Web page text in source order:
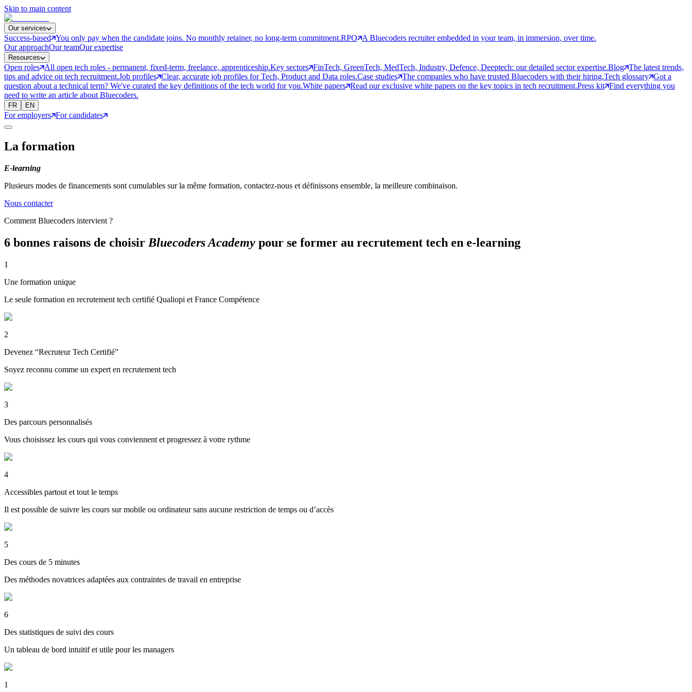
Skip to main content
Our services
Success-based You only pay when the candidate joins. No monthly retainer, no long-term commitment.RPO
A Bluecoders recruiter embedded in your team, in immersion, over time.
Our approachOur teamOur expertise
Resources
Open roles All open tech roles - permanent, fixed-term, freelance, apprenticeship.Key sectors FinTech, GreenTech, MedTech, Industry, Defence, Deeptech: our detailed sector expertise.Blog The latest trends,
tips and advice on tech recruitment.Job profiles Clear, accurate job profiles for Tech, Product and Data roles.Case studies The companies who have trusted Bluecoders with their hiring.Tech glossary Got a
question about a technical term? We've curated the key definitions of the tech world for you.White papers Read our exclusive white papers on the key topics in tech recruitment.Press kit Find everything you
need to write an article about Bluecoders.
FR EN
For employers For candidates
La formation
E-learning
Plusieurs modes de financements sont cumulables sur la même formation, contactez-nous et définissons ensemble, la meilleure combinaison.
Nous contacter
Comment Bluecoders intervient ?
6 bonnes raisons de choisir Bluecoders Academy pour se former au recrutement tech en e-learning
1
Une formation unique
Le seule formation en recrutement tech certifié Qualiopi et France Compétence
2
Devenez “Recruteur Tech Certifié”
Soyez reconnu comme un expert en recrutement tech
3
Des parcours personnalisés
Vous choisissez les cours qui vous conviennent et progressez à votre rythme
4
Accessibles partout et tout le temps
Il est possible de suivre les cours sur mobile ou ordinateur sans aucune restriction de temps ou d’accès
5
Des cours de 5 minutes
Des méthodes novatrices adaptées aux contraintes de travail en entreprise
6
Des statistiques de suivi des cours
Un tableau de bord intuitif et utile pour les managers
1